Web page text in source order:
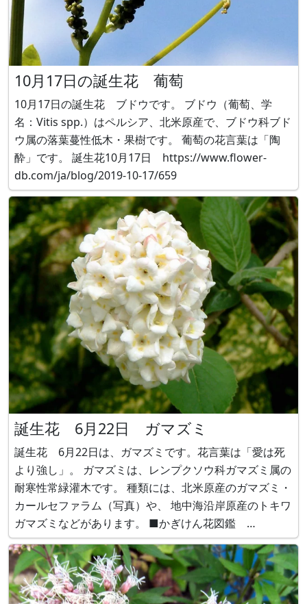
10月17日の誕生花 葡萄
10月17日の誕生花 ブドウです。 ブドウ（葡萄、学
名：Vitis spp.）はペルシア、北米原産で、ブドウ科ブド
ウ属の落葉蔓性低木・果樹です。 葡萄の花言葉は「陶
酔」です。 誕生花10月17日 https://www.flower-
db.com/ja/blog/2019-10-17/659
誕生花 6月22日 ガマズミ
誕生花 6月22日は、ガマズミです。花言葉は「愛は死
より強し」。 ガマズミは、レンプクソウ科ガマズミ属の
耐寒性常緑灌木です。 種類には、北米原産のガマズミ・
カールセファラム（写真）や、 地中海沿岸原産のトキワ
ガマズミなどがあります。 ■かぎけん花図鑑
https://www.flower-db.com